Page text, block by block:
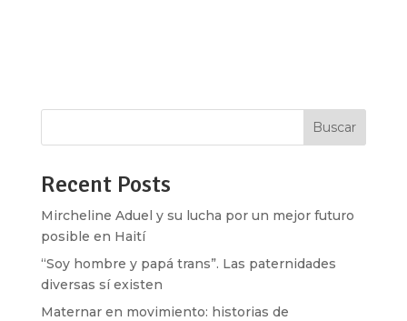
Buscar
Recent Posts
Mircheline Aduel y su lucha por un mejor futuro
posible en Haití
“Soy hombre y papá trans”. Las paternidades
diversas sí existen
Maternar en movimiento: historias de